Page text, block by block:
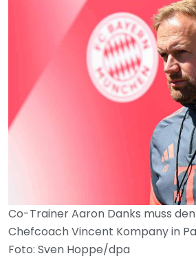
Co-Trainer Aaron Danks muss
Chefcoach Vincent Kompany in
Foto: Sven Hoppe/dpa